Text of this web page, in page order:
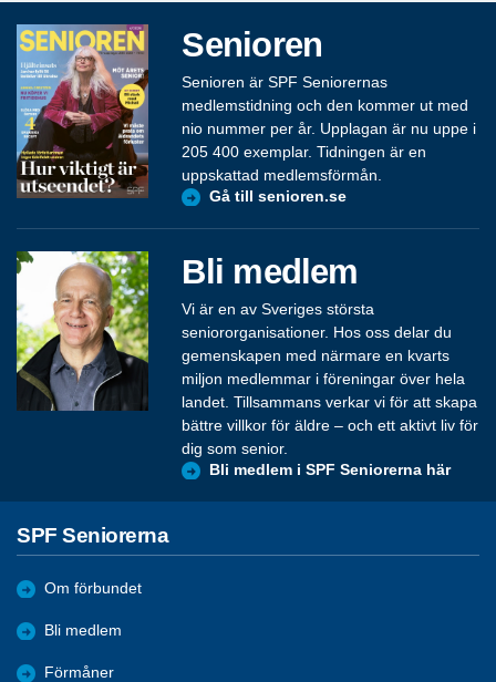
Senioren
Senioren är SPF Seniorernas
medlemstidning och den kommer ut med
nio nummer per år. Upplagan är nu uppe i
205 400 exemplar. Tidningen är en
uppskattad medlemsförmån.
Gå till senioren.se
Bli medlem
Vi är en av Sveriges största
seniororganisationer. Hos oss delar du
gemenskapen med närmare en kvarts
miljon medlemmar i föreningar över hela
landet. Tillsammans verkar vi för att skapa
bättre villkor för äldre – och ett aktivt liv för
dig som senior.
Bli medlem i SPF Seniorerna här
SPF Seniorerna
Om förbundet
Bli medlem
Förmåner